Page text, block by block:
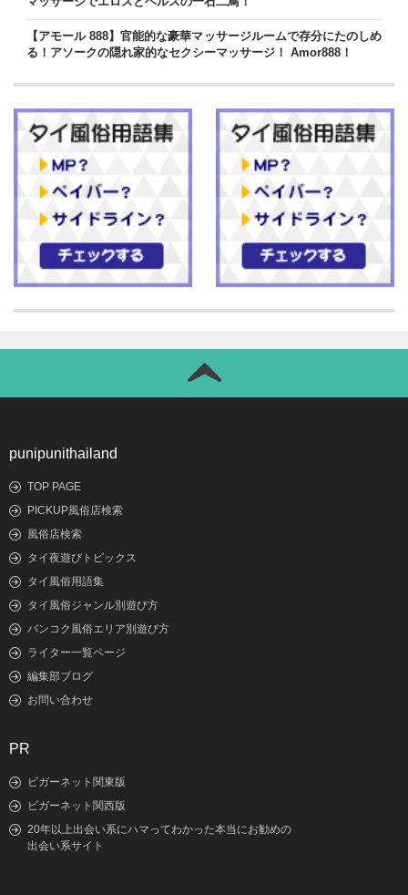
【アモール 888】官能的な豪華マッサージルームで存分にたのしめ
る！アソークの隠れ家的なセクシーマッサージ！ Amor888！
punipunithailand
TOP PAGE
PICKUP風俗店検索
風俗店検索
タイ夜遊びトピックス
タイ風俗用語集
タイ風俗ジャンル別遊び方
バンコク風俗エリア別遊び方
ライター一覧ページ
編集部ブログ
お問い合わせ
PR
ビガーネット関東版
ビガーネット関西版
20年以上出会い系にハマってわかった本当にお勧めの
出会い系サイト